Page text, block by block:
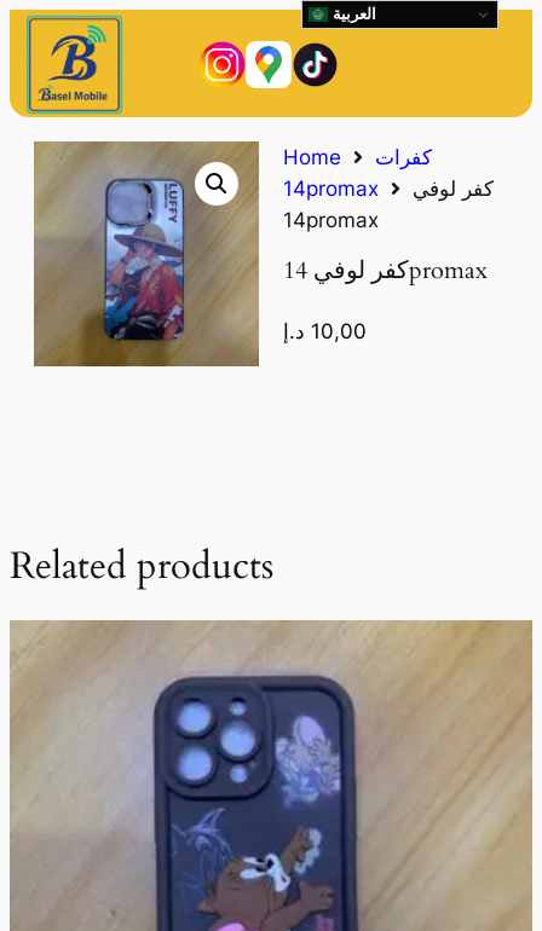
Home
كفرات
14promax
كفر لوفي
14promax
كفر لوفي 14promax
10,00 د.إ
Related products
العربية